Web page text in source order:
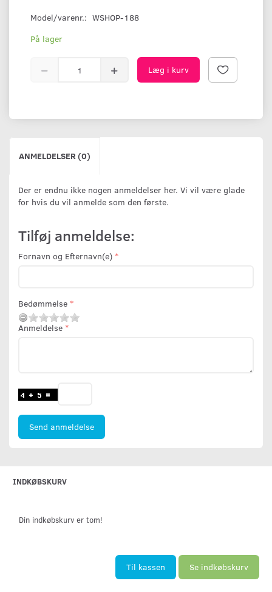
Model/varenr.: WSHOP-188
På lager
Læg i kurv
ANMELDELSER (0)
Der er endnu ikke nogen anmeldelser her. Vi vil være glade
for hvis du vil anmelde som den første.
Tilføj anmeldelse:
Fornavn og Efternavn(e)
Bedømmelse
Anmeldelse
Send anmeldelse
INDKØBSKURV
Din indkøbskurv er tom!
Til kassen Se indkøbskurv